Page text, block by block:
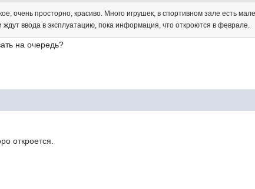
очень просторно, красиво. Много игрушек, в спортивном зале есть
ввода в эксплуатацию, пока информация, что откроются в феврале.
на очередь?
откроется.